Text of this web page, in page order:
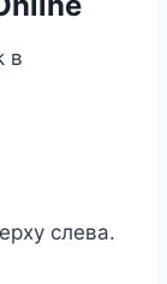
в
слева.